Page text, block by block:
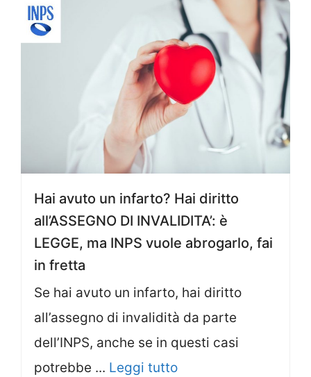
Hai avuto un infarto? Hai diritto
all’ASSEGNO DI INVALIDITA’: è
LEGGE, ma INPS vuole abrogarlo, fai
in fretta
Se hai avuto un infarto, hai diritto
all’assegno di invalidità da parte
dell’INPS, anche se in questi casi
potrebbe ... Leggi tutto